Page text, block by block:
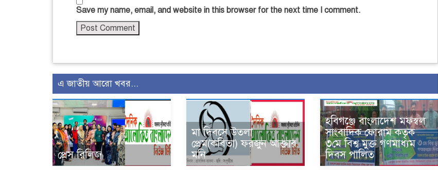
Save my name, email, and website in this browser for the next time I comment.
এ জাতীয় আরো খবর...
প্রেস রিলিজ
মা দিবসে উতলা
প্রেম(কবিতা) ফরজুন আক্তার
মনি
হবিগঞ্জে বাংলাদেশ মফস্বল
সাংবাদিক ফোরাম কতৃক
৩মে বিশ্ব মুক্ত গণমাধ্যম
দিবস পালিত